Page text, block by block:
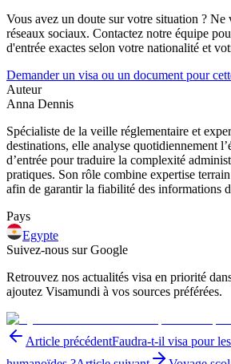
Vous avez un doute sur votre situation ? Ne
réseaux sociaux. Contactez notre équipe
d'entrée exactes selon votre nationalité et
Demander un visa ou un document pour
Auteur
Anna Dennis
Spécialiste de la veille réglementaire et
destinations, elle analyse quotidiennement
d’entrée pour traduire la complexité
pratiques. Son rôle combine expertise
afin de garantir la fiabilité des informations
Pays
Egypte
Suivez-nous sur Google
Retrouvez nos actualités visa en priorité
ajoutez Visamundi à vos sources préférées.
Article précédentFaudra-t-il visa pour